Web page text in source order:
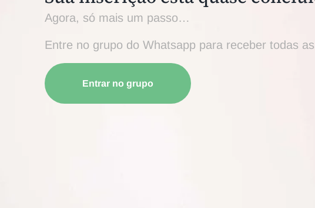
Agora, só mais um passo…
Entre no grupo do Whatsapp para receber todas
Entrar no grupo